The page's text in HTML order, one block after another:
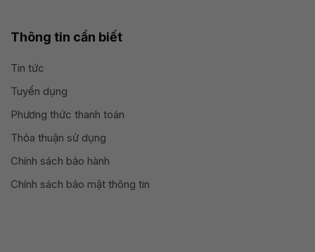
Thông tin cần biết
Tin tức
Tuyển dụng
Phương thức thanh toán
Thỏa thuận sử dụng
Chính sách bảo hành
Chính sách bảo mật thông tin